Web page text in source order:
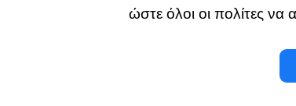
ώστε όλοι οι πολίτες